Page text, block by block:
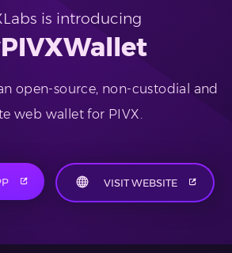
is introducing
open-source, non-custodial and
web wallet for PIVX.
VISIT WEBSITE